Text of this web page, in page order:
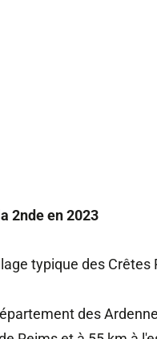
2nde en 2023
typique des Crêtes
des